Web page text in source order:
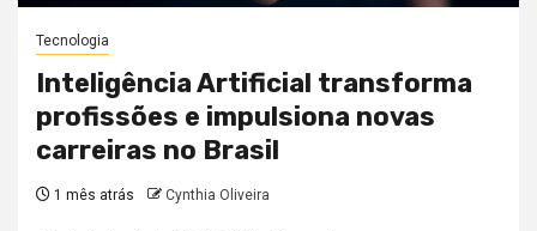
Tecnologia
Inteligência Artificial transforma
profissões e impulsiona novas
carreiras no Brasil
1 mês atrás Cynthia Oliveira